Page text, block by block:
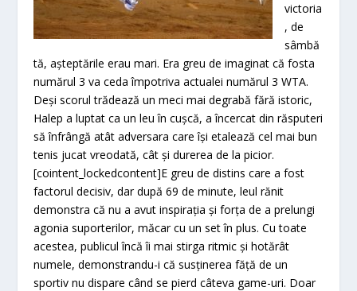
victoria
, de
sâmbă
tă, așteptările erau mari. Era greu de imaginat că fosta
numărul 3 va ceda împotriva actualei numărul 3 WTA.
Deși scorul trădează un meci mai degrabă fără istoric,
Halep a luptat ca un leu în cușcă, a încercat din răsputeri
să înfrângă atât adversara care își etalează cel mai bun
tenis jucat vreodată, cât și durerea de la picior.
[cointent_lockedcontent]E greu de distins care a fost
factorul decisiv, dar după 69 de minute, leul rănit
demonstra că nu a avut inspirația și forța de a prelungi
agonia suporterilor, măcar cu un set în plus. Cu toate
acestea, publicul încă îi mai stirga ritmic și hotărât
numele, demonstrandu-i că susținerea făță de un
sportiv nu dispare când se pierd câteva game-uri. Doar